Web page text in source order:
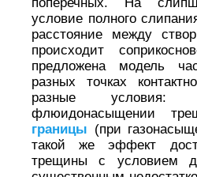
условие полного
расстояние между
происходит
предложена модель
разных точках
разные условия:
флюидонасыщении
границы (при
такой же эффект
трещины с условием